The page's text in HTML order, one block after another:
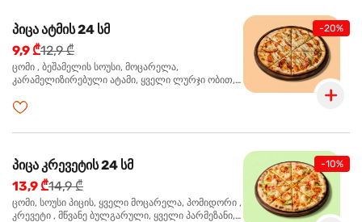
-20%
პიცა ატმის 24 სმ
9,9 ₾12,9 ₾
ცომი , ბეშამელის სოუსი, მოცარელა,
კარამელიზირებული ატამი, ყველი ლურჯი ობით,
-10%
პიცა კრევეტის 24 სმ
13,9 ₾14,9 ₾
ცომი, სოუსი პიცის, ყველი მოცარელა, პომიდორი ,
კრევეტი , მწვანე ბულგარული, ყველი პარმეზანი,